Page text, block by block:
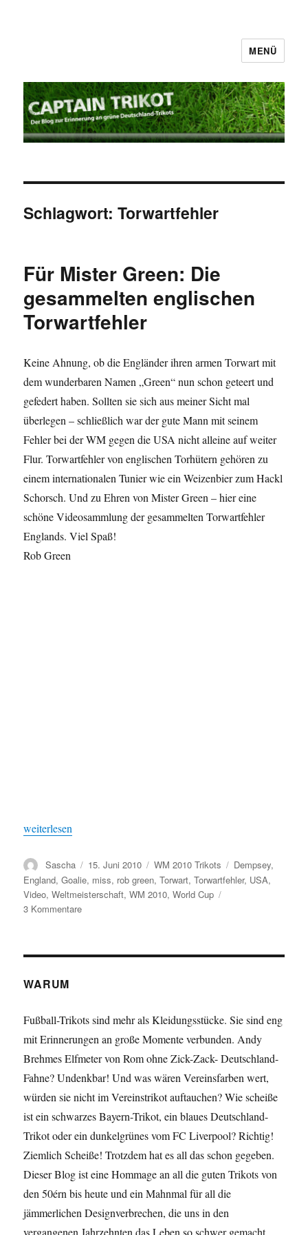
MENÜ
Schlagwort:Torwartfehler
Für Mister Green: Die
gesammelten englischen
Torwartfehler
Keine Ahnung, ob die Engländer ihren armen Torwart mit
dem wunderbaren Namen „Green“ nun schon geteert und
gefedert haben. Sollten sie sich aus meiner Sicht mal
überlegen – schließlich war der gute Mann mit seinem
Fehler bei der WM gegen die USA nicht alleine auf weiter
Flur. Torwartfehler von englischen Torhütern gehören zu
einem internationalen Tunier wie ein Weizenbier zum Hackl
Schorsch. Und zu Ehren von Mister Green – hier eine
schöne Videosammlung der gesammelten Torwartfehler
Englands. Viel Spaß!
Rob Green
„Für Mister Green: Die gesammelten englischen Torwartfehler“
weiterlesen
Autor
Sascha
Veröffentlicht
am
15. Juni 2010 Kategorien
WM 2010 Trikots Schlagwörter
Dempsey,
England,Goalie, miss, rob green,Torwart,Torwartfehler, USA,
Video,Weltmeisterschaft,WM 2010,World Cup
3 Kommentarezu
Green:
WARUM
Fußball-Trikots sind mehr als Kleidungsstücke. Sie sind eng
mit Erinnerungen an große Momente verbunden. Andy
Brehmes Elfmeter von Rom ohne Zick-Zack- Deutschland-
Fahne? Undenkbar! Und was wären Vereinsfarben wert,
würden sie nicht im Vereinstrikot auftauchen? Wie scheiße
ist ein schwarzes Bayern-Trikot, ein blaues Deutschland-
Trikot oder ein dunkelgrünes vom FC Liverpool? Richtig!
Ziemlich Scheiße! Trotzdem hat es all das schon gegeben.
Dieser Blog ist eine Hommage an all die guten Trikots von
den 50érn bis heute und ein Mahnmal für all die
jämmerlichen Designverbrechen, die uns in den